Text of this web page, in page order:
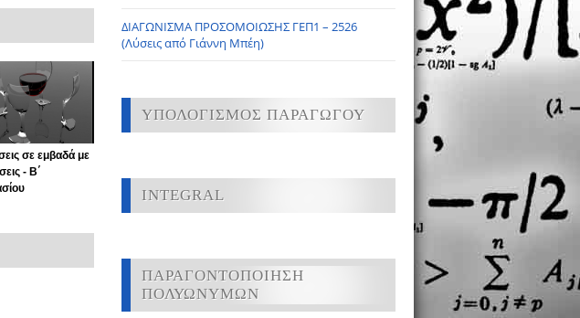
σε εμβαδά με
- Β΄
ΔΙΑΓΩΝΙΣΜΑ ΠΡΟΣΟΜΟΙΩΣΗΣ ΓΕΠ1 – 2526
(Λύσεις από Γιάννη Μπέη)
ΥΠΟΛΟΓΙΣΜΟΣ ΠΑΡΑΓΩΓΟΥ
INTEGRAL
ΠΑΡΑΓΟΝΤΟΠΟΙΗΣΗ
ΠΟΛΥΩΝΥΜΩΝ